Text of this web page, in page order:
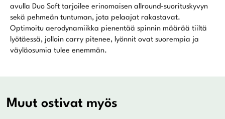
avulla Duo Soft tarjoilee erinomaisen allround-suorituskyvyn
sekä pehmeän tuntuman, jota pelaajat rakastavat.
Optimoitu aerodynamiikka pienentää spinnin määrää tiiltä
lyötäessä, jolloin carry pitenee, lyönnit ovat suorempia ja
väyläosumia tulee enemmän.
Muut ostivat myös